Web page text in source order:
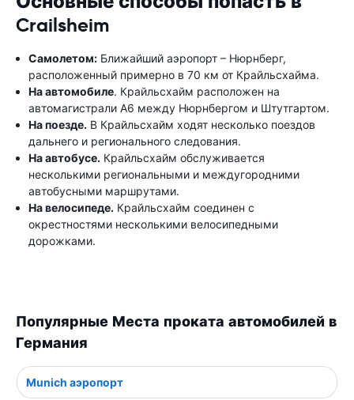
Crailsheim
Самолетом: Ближайший аэропорт – Нюрнберг,
расположенный примерно в 70 км от Крайльсхайма.
На автомобиле. Крайльсхайм расположен на
автомагистрали А6 между Нюрнбергом и Штутгартом.
На поезде. В Крайльсхайм ходят несколько поездов
дальнего и регионального следования.
На автобусе. Крайльсхайм обслуживается
несколькими региональными и междугородними
автобусными маршрутами.
На велосипеде. Крайльсхайм соединен с
окрестностями несколькими велосипедными
дорожками.
Популярные Места проката автомобилей в
Германия
Munich аэропорт